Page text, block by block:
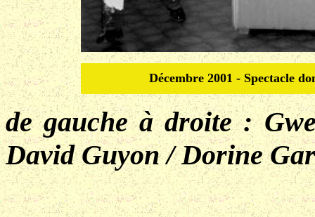
Décembre 2001 - Spectacle
de gauche à droite :
David Guyon / Dorine